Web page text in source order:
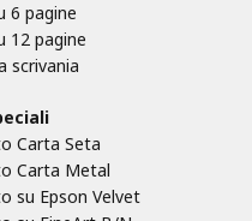
6 pagine
12 pagine
scrivania
Carta Seta
Carta Metal
su Epson Velvet